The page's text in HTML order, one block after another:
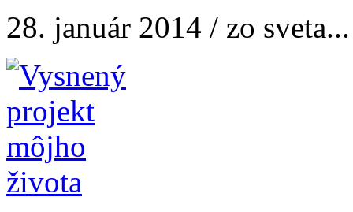
28. január 2014 / zo sveta...